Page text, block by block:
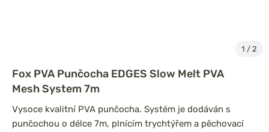
1 / 2
Fox PVA Punčocha EDGES Slow Melt PVA
Mesh System 7m
Vysoce kvalitní PVA punčocha. Systém je dodáván s
punčochou o délce 7m, plnícím trychtýřem a pěchovací